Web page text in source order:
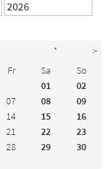
*
>
Fr Sa
So
01
02
07 08
09
14 15
16
21 22
23
28 29
30